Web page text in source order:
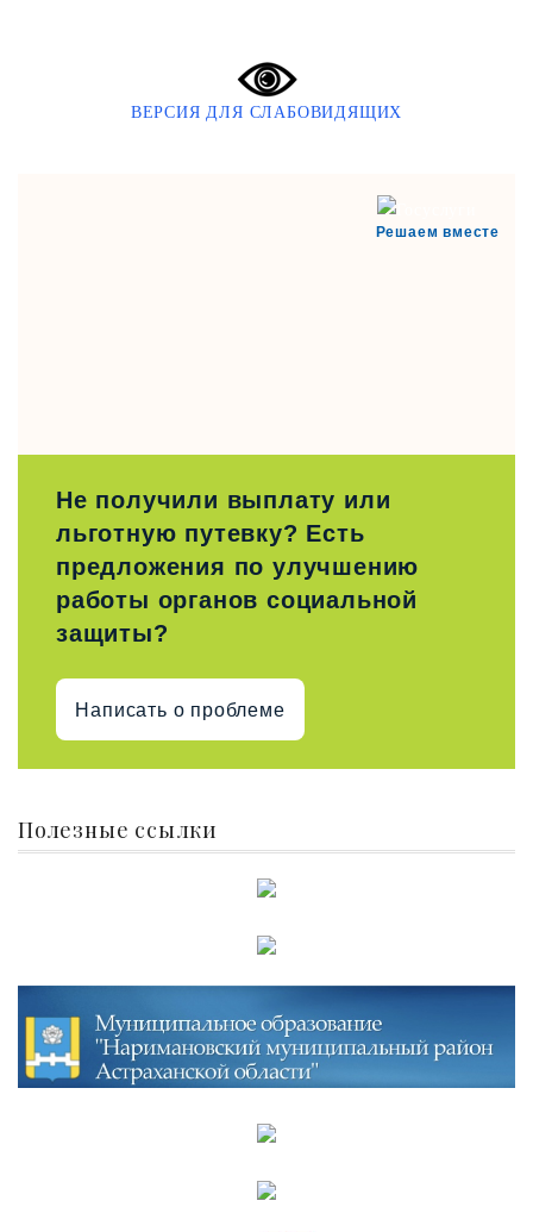
ВЕРСИЯ ДЛЯ СЛАБОВИДЯЩИХ
Решаем вместе
Не получили выплату или
льготную путевку? Есть
предложения по улучшению
работы органов социальной
защиты?
Написать о проблеме
Полезные ссылки